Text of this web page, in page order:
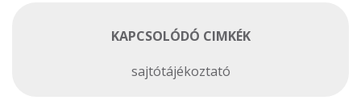
KAPCSOLÓDÓ CIMKÉK
sajtótájékoztató